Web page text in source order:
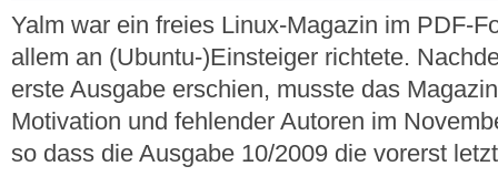
Yalm war ein freies Linux-Magazin im PDF-
allem an (Ubuntu-)Einsteiger richtete.
erste Ausgabe erschien, musste das
Motivation und fehlender Autoren im
so dass die Ausgabe 10/2009 die vorerst